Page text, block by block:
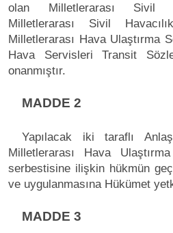
olan Milletlerarası Sivil
Milletlerarası Sivil
Milletlerarası Hava Ulaştırma
Hava Servisleri Transit
onanmıştır.
MADDE 2
Yapılacak iki taraflı
Milletlerarası Hava
serbestisine ilişkin hükmün
ve uygulanmasına Hükümet
MADDE 3